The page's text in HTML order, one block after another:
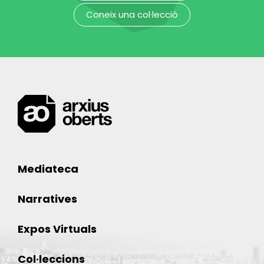
Coneix una col·lecció
Mediateca
Narratives
Expos Virtuals
Col·leccions